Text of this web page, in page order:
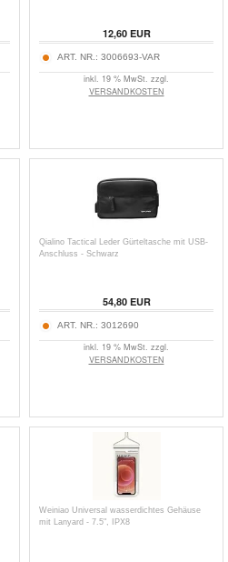
12,60EUR
ART. NR.: 3006693-VAR
inkl. 19 % MwSt. zzgl.
VERSANDKOSTEN
Qialino Tactical Leder Gürteltasche mit USB-
Anschluss - Schwarz
54,80EUR
ART. NR.: 3012690
inkl. 19 % MwSt. zzgl.
VERSANDKOSTEN
Weiniao Universal wasserdichtes Gehäuse
mit Lanyard - 7.5", IPX8